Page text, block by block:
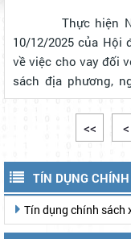
Thực hiện Nghị
10/12/2025 của Hội
về việc cho vay đối
sách địa phương,
Phòng giao dịch
cho vay đối với 7
<< <
TÍN DỤNG
Tín dụng chính sách